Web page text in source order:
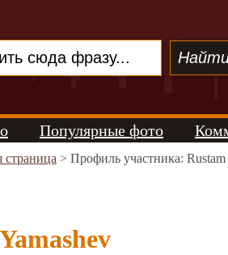
Популярные фото
страница > Профиль участника: Rustam